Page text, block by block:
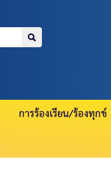
การร้องเรียน/ร้องทุกข์